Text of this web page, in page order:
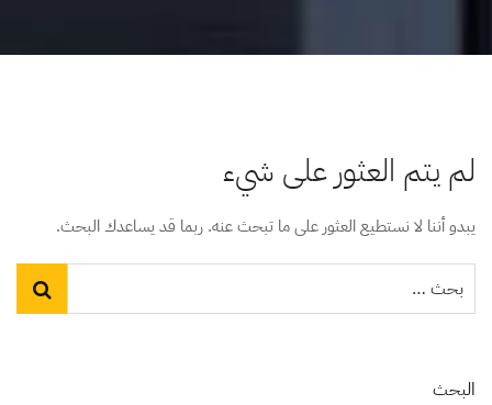
لم يتم العثور على شيء
يبدو أننا لا نستطيع العثور على ما تبحث عنه. ربما قد يساعدك البحث.
البحث